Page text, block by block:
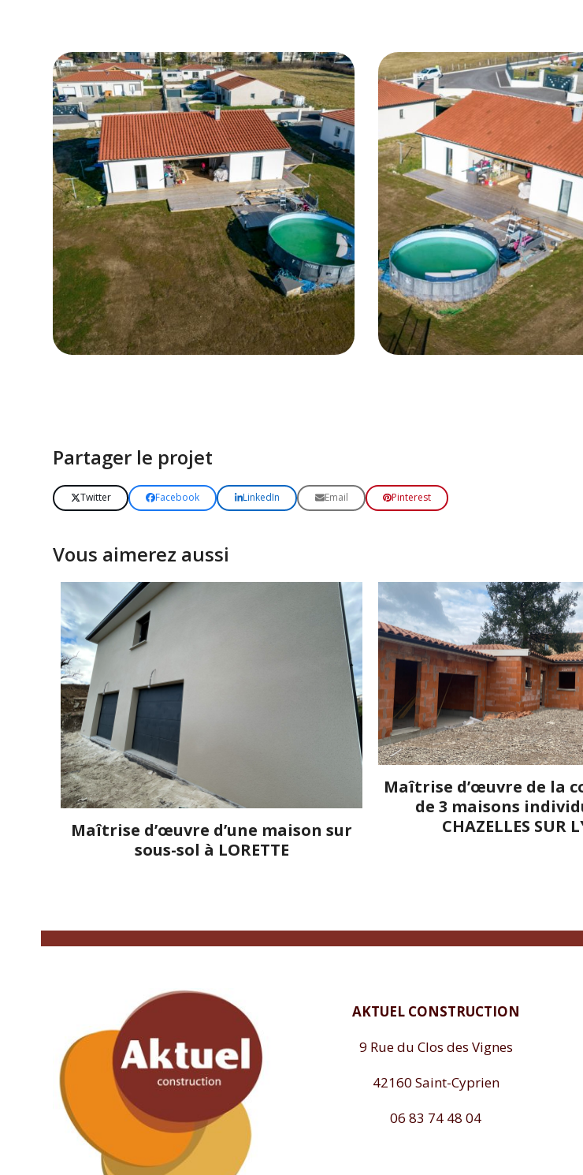
Partager le projet
Twitter Facebook LinkedIn Email Pinterest
Vous aimerez aussi
Maîtrise d’œuvre d’une maison sur
sous-sol à LORETTE
Maîtrise d’œuvre de la
de 3 maisons
CHAZELLES SUR
AKTUEL CONSTRUCTION
9 Rue du Clos des Vignes
42160 Saint-Cyprien
06 83 74 48 04